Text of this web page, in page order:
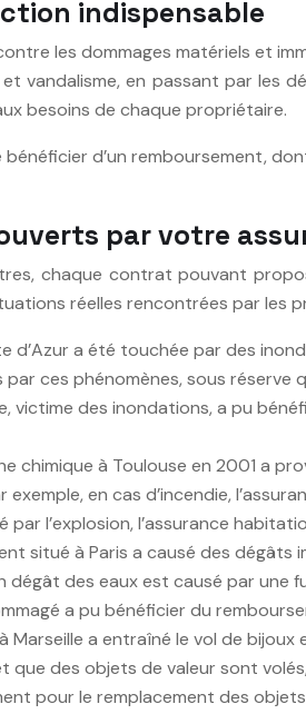
indispensable
les dommages matériels et
vandalisme, en passant par les
besoins de chaque propriétaire.
d’un remboursement,
par votre
chaque contrat pouvant
réelles rencontrées par les
d’Azur a été touchée par des
ces phénomènes, sous
victime des inondations, a pu
chimique à Toulouse en 2001 a
en cas d’incendie,
l’explosion, l’assurance
situé à Paris a causé des
des eaux est causé par
a pu bénéficier du
Marseille a entraîné le vol de
des objets de valeur sont
pour le remplacement des